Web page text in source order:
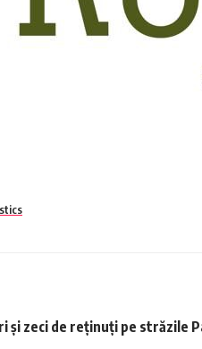
și zeci de reţinuţi pe străzile